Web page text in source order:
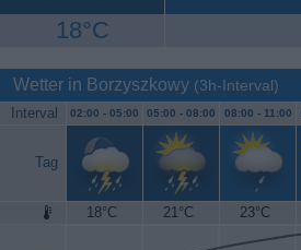
18°C
Wetter in Borzyszkowy (3h-Interval)
Interval 02:00 - 05:00 05:00 - 08:00 08:00 - 11:00
Tag
18°C 21°C 23°C
25°C